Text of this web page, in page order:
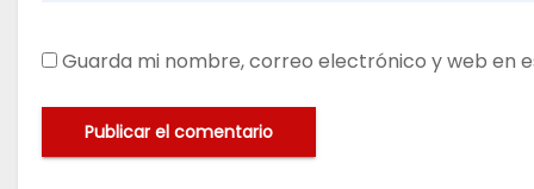
Guarda mi nombre, correo electrónico y web en